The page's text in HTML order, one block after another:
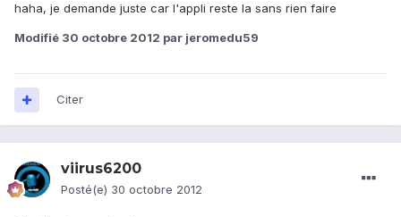
haha, je demande juste car l'appli reste la sans rien faire
Modifié 30 octobre 2012 par jeromedu59
Citer
viirus6200
Posté(e) 30 octobre 2012